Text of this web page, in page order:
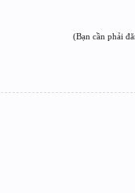
(Bạn cần phải